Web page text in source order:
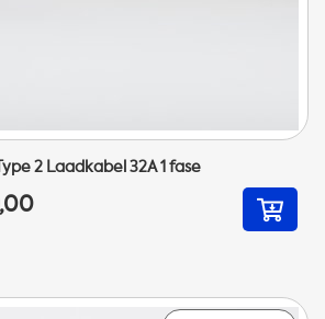
2 Laadkabel 32A 1 fase